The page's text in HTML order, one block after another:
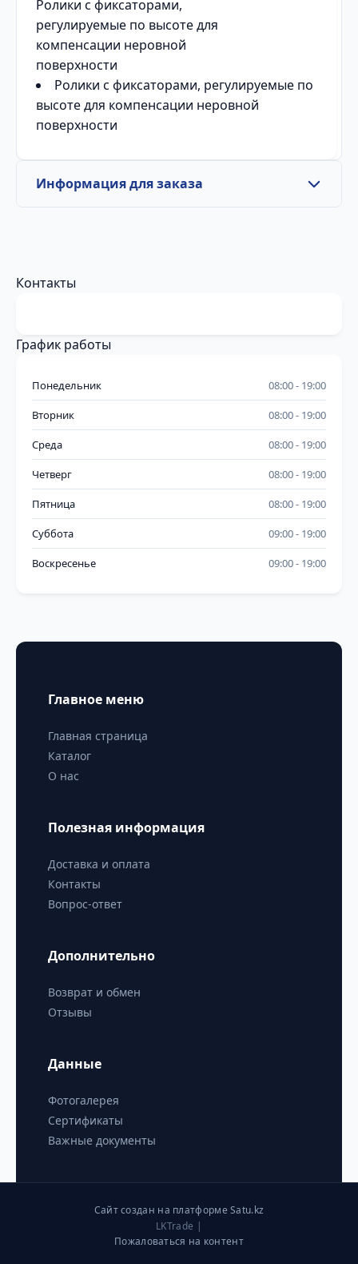
Ролики с фиксаторами, регулируемые по
высоте для компенсации неровной
поверхности
Информация для заказа
Контакты
График работы
Понедельник 08:00 19:00
Вторник 08:00 19:00
Среда 08:00 19:00
Четверг 08:00 19:00
Пятница 08:00 19:00
Суббота 09:00 19:00
Воскресенье 09:00 19:00
Главное меню
Главная страница
Каталог
О нас
Полезная информация
Доставка и оплата
Контакты
Вопрос-ответ
Дополнительно
Возврат и обмен
Отзывы
Данные
Фотогалерея
Сертификаты
Важные документы
Сайт создан на платформе Satu.kz
LKTrade |
Пожаловаться на контент